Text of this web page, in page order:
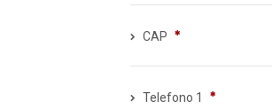
CAP
Telefono 1